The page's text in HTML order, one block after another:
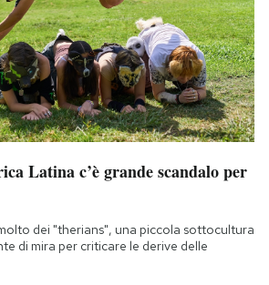
Latina c’è grande scandalo per
dei "therians", una piccola sottocultura
di mira per criticare le derive delle